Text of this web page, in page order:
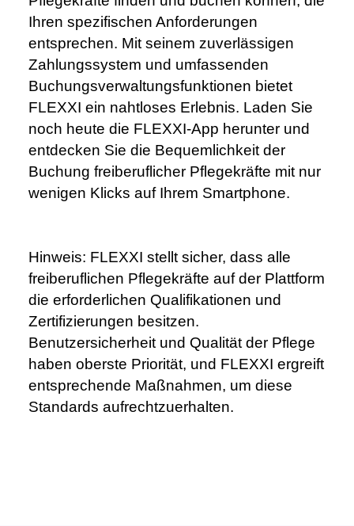
Ihren spezifischen Anforderungen
entsprechen. Mit seinem zuverlässigen
Zahlungssystem und umfassenden
Buchungsverwaltungsfunktionen bietet
FLEXXI ein nahtloses Erlebnis. Laden Sie
noch heute die FLEXXI-App herunter und
entdecken Sie die Bequemlichkeit der
Buchung freiberuflicher Pflegekräfte mit nur
wenigen Klicks auf Ihrem Smartphone.
Hinweis: FLEXXI stellt sicher, dass alle
freiberuflichen Pflegekräfte auf der Plattform
die erforderlichen Qualifikationen und
Zertifizierungen besitzen.
Benutzersicherheit und Qualität der Pflege
haben oberste Priorität, und FLEXXI ergreift
entsprechende Maßnahmen, um diese
Standards aufrechtzuerhalten.